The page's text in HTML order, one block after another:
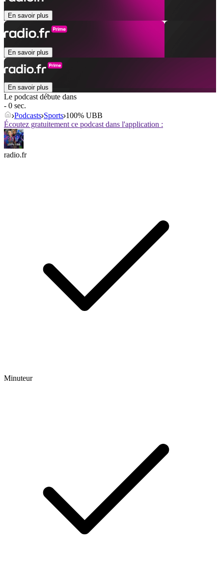
En savoir plus
En savoir plus
En savoir plus
Le podcast débute dans
- 0 sec.
Podcasts Sports 100% UBB
Écoutez gratuitement ce podcast dans l'application :
radio.fr
Minuteur